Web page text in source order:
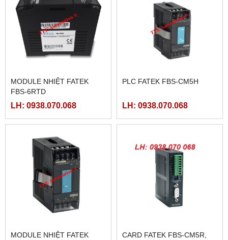
MODULE NHIỆT FATEK
FBS-6RTD
LH: 0938.070.068
PLC FATEK FBS-CM5H
LH: 0938.070.068
MODULE NHIỆT FATEK
CARD FATEK FBS-CM5R,